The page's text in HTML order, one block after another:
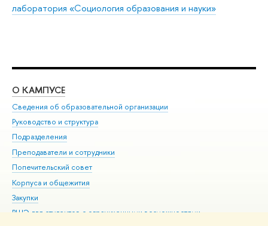
лаборатория «Социология образования и науки»
О КАМПУСЕ
Сведения об образовательной организации
Руководство и структура
Подразделения
Преподаватели и сотрудники
Попечительский совет
Корпуса и общежития
Закупки
ВШЭ для студентов с ограниченными возможностями